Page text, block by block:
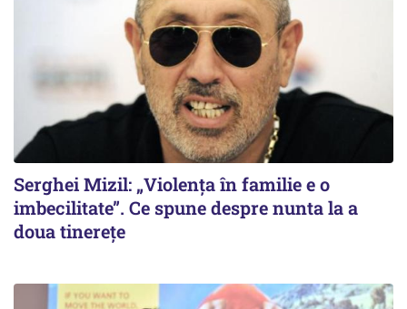
Serghei Mizil: „Violența în familie e o
imbecilitate”. Ce spune despre nunta la a
doua tinerețe